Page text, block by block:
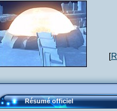
[
Résumé officiel